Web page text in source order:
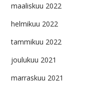
maaliskuu 2022
helmikuu 2022
tammikuu 2022
joulukuu 2021
marraskuu 2021